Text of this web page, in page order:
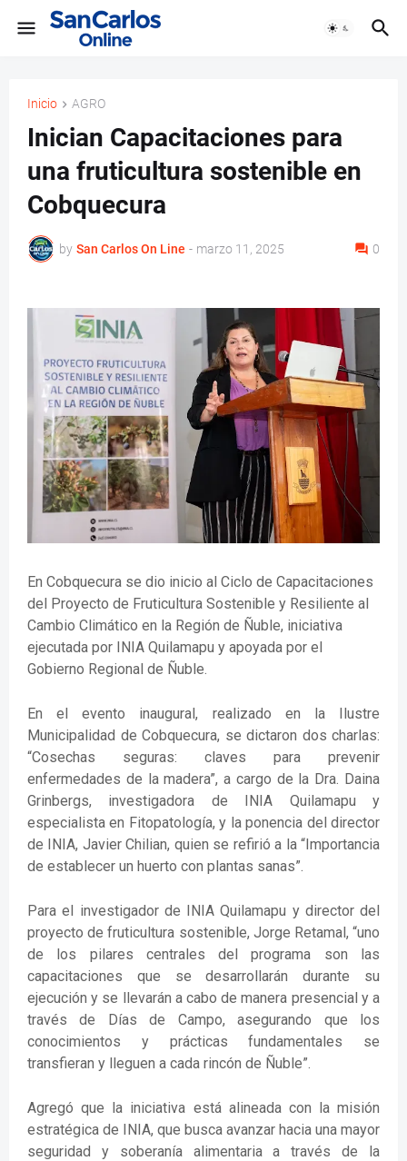
Inicio AGRO
Inician Capacitaciones para
una fruticultura sostenible en
Cobquecura
by San Carlos On Line - marzo 11, 2025 0
En Cobquecura se dio inicio al Ciclo de Capacitaciones
del Proyecto de Fruticultura Sostenible y Resiliente al
Cambio Climático en la Región de Ñuble, iniciativa
ejecutada por INIA Quilamapu y apoyada por el
Gobierno Regional de Ñuble.
En el evento inaugural, realizado en la Ilustre
Municipalidad de Cobquecura, se dictaron dos charlas:
“Cosechas seguras: claves para prevenir
enfermedades de la madera”, a cargo de la Dra. Daina
Grinbergs, investigadora de INIA Quilamapu y
especialista en Fitopatología, y la ponencia del director
de INIA, Javier Chilian, quien se refirió a la “Importancia
de establecer un huerto con plantas sanas”.
Para el investigador de INIA Quilamapu y director del
proyecto de fruticultura sostenible, Jorge Retamal, “uno
de los pilares centrales del programa son las
capacitaciones que se desarrollarán durante su
ejecución y se llevarán a cabo de manera presencial y a
través de Días de Campo, asegurando que los
conocimientos y prácticas fundamentales se
transfieran y lleguen a cada rincón de Ñuble”.
Agregó que la iniciativa está alineada con la misión
estratégica de INIA, que busca avanzar hacia una mayor
seguridad y soberanía alimentaria a través de la